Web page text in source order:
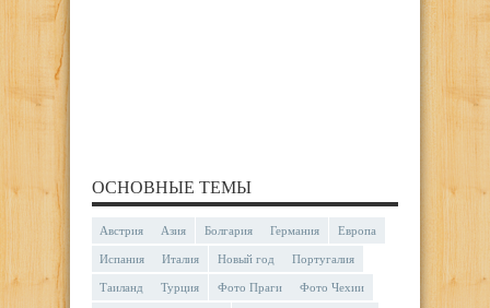
ОСНОВНЫЕ ТЕМЫ
Австрия Азия Болгария Германия Европа
Испания Италия Новый год Португалия
Таиланд Турция Фото Праги Фото Чехии